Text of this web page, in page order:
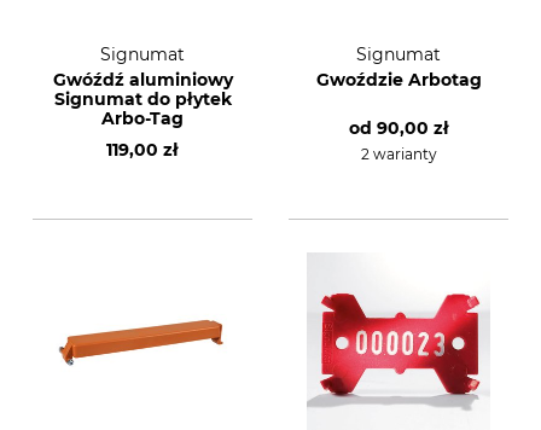
Signumat
Gwóźdź aluminiowy
Signumat do płytek
Arbo-Tag
119,00 zł
Signumat
Gwoździe Arbotag
od 90,00 zł
2 warianty